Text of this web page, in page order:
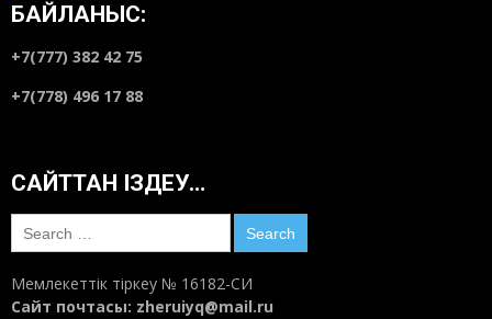
БАЙЛАНЫС:
+7(777) 382 42 75
+7(778) 496 17 88
САЙТТАН ІЗДЕУ…
for:
Мемлекеттік тіркеу № 16182-СИ
Сайт почтасы: zheruiyq@mail.ru